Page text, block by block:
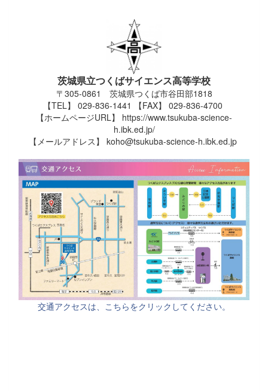
茨城県立つくばサイエンス高等学校
〒305-0861 茨城県つくば市谷田部1818
【TEL】 029-836-1441 【FAX】 029-836-4700
【ホームページURL】 https://www.tsukuba-science-
h.ibk.ed.jp/
【メールアドレス】 koho@tsukuba-science-h.ibk.ed.jp
交通アクセスは、こちらをクリックしてください。